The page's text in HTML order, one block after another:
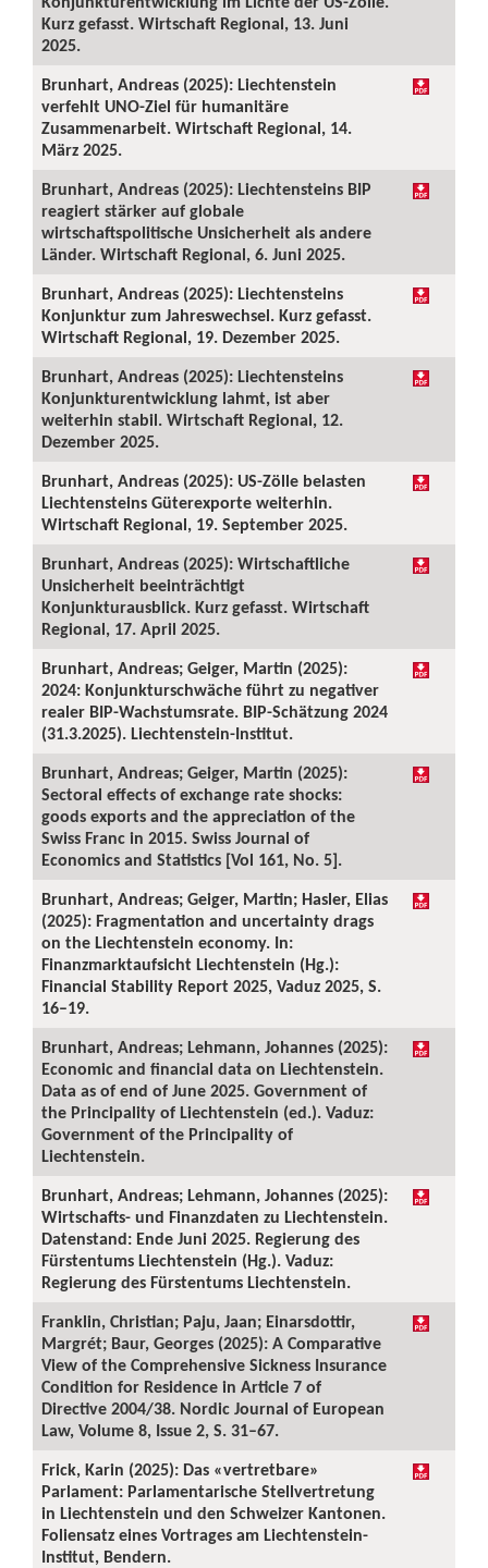
Kurz gefasst. Wirtschaft Regional, 13. Juni
2025.
Brunhart, Andreas (2025): Liechtenstein
verfehlt UNO-Ziel für humanitäre
Zusammenarbeit. Wirtschaft Regional, 14.
März 2025.
Brunhart, Andreas (2025): Liechtensteins BIP
reagiert stärker auf globale
wirtschaftspolitische Unsicherheit als andere
Länder. Wirtschaft Regional, 6. Juni 2025.
Brunhart, Andreas (2025): Liechtensteins
Konjunktur zum Jahreswechsel. Kurz gefasst.
Wirtschaft Regional, 19. Dezember 2025.
Brunhart, Andreas (2025): Liechtensteins
Konjunkturentwicklung lahmt, ist aber
weiterhin stabil. Wirtschaft Regional, 12.
Dezember 2025.
Brunhart, Andreas (2025): US-Zölle belasten
Liechtensteins Güterexporte weiterhin.
Wirtschaft Regional, 19. September 2025.
Brunhart, Andreas (2025): Wirtschaftliche
Unsicherheit beeinträchtigt
Konjunkturausblick. Kurz gefasst. Wirtschaft
Regional, 17. April 2025.
Brunhart, Andreas; Geiger, Martin (2025):
2024: Konjunkturschwäche führt zu negativer
realer BIP-Wachstumsrate. BIP-Schätzung 2024
(31.3.2025). Liechtenstein-Institut.
Brunhart, Andreas; Geiger, Martin (2025):
Sectoral effects of exchange rate shocks:
goods exports and the appreciation of the
Swiss Franc in 2015. Swiss Journal of
Economics and Statistics [Vol 161, No. 5].
Brunhart, Andreas; Geiger, Martin; Hasler, Elias
(2025): Fragmentation and uncertainty drags
on the Liechtenstein economy. In:
Finanzmarktaufsicht Liechtenstein (Hg.):
Financial Stability Report 2025, Vaduz 2025, S.
16–19.
Brunhart, Andreas; Lehmann, Johannes (2025):
Economic and financial data on Liechtenstein.
Data as of end of June 2025. Government of
the Principality of Liechtenstein (ed.). Vaduz:
Government of the Principality of
Liechtenstein.
Brunhart, Andreas; Lehmann, Johannes (2025):
Wirtschafts- und Finanzdaten zu Liechtenstein.
Datenstand: Ende Juni 2025. Regierung des
Fürstentums Liechtenstein (Hg.). Vaduz:
Regierung des Fürstentums Liechtenstein.
Franklin, Christian; Paju, Jaan; Einarsdottir,
Margrét; Baur, Georges (2025): A Comparative
View of the Comprehensive Sickness Insurance
Condition for Residence in Article 7 of
Directive 2004/38. Nordic Journal of European
Law, Volume 8, Issue 2, S. 31–67.
Frick, Karin (2025): Das «vertretbare»
Parlament: Parlamentarische Stellvertretung
in Liechtenstein und den Schweizer Kantonen.
Foliensatz eines Vortrages am Liechtenstein-
Institut, Bendern.